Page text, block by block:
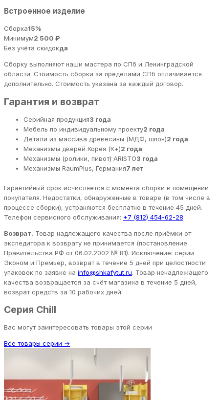
Встроенное изделие
Сборка15%
Минимум2 500 ₽
Без учёта скидокда
Сборку выполняют наши мастера по СПб и Ленинградской
области. Стоимость сборки за пределами СПб оплачивается
дополнительно. Стоимость указана за каждый договор.
Гарантия и возврат
Серийная продукция3 года
Мебель по индивидуальному проекту2 года
Детали из массива древесины (МДФ, шпон)2 года
Механизмы дверей Корея (К+)2 года
Механизмы (ролики, пивот) ARISTO3 года
Механизмы RaumPlus, Германия7 лет
Гарантийный срок исчисляется с момента сборки в помещении
покупателя. Недостатки, обнаруженные в товаре (в том числе в
процессе сборки), устраняются бесплатно в течение 45 дней.
Телефон сервисного обслуживания: +7 (812) 454-62-28.
Возврат. Товар надлежащего качества после приёмки от
экспедитора к возврату не принимается (постановление
Правительства РФ от 06.02.2002 № 81). Исключение: серии
Эконом и Премьер, возврат в течение 5 дней при целостности
упаковок по заявке на info@shkafytut.ru. Товар ненадлежащего
качества возвращается за счёт магазина в течение 5 дней,
возврат средств за 10 рабочих дней.
Серия Chill
Вас могут заинтересовать товары этой серии
Все товары серии →